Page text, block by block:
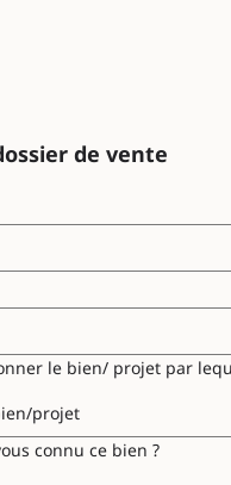
de vente
le bien/ projet par
projet
connu ce bien ?